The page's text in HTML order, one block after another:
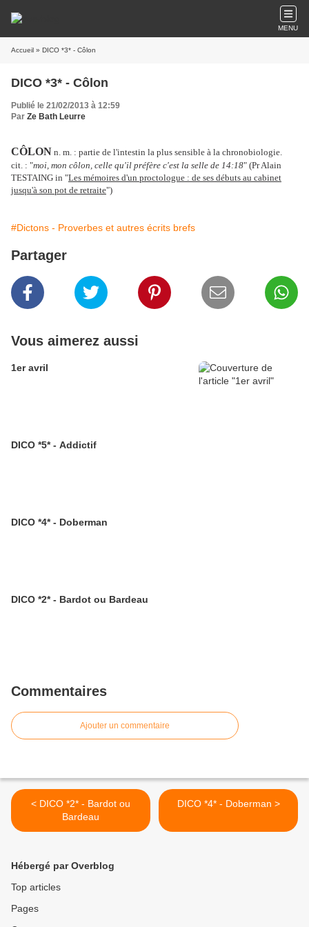
MENU
Accueil » DICO *3* - Côlon
DICO *3* - Côlon
Publié le 21/02/2013 à 12:59
Par Ze Bath Leurre
CÔLON n. m. : partie de l'intestin la plus sensible à la chronobiologie.
cit. : "moi, mon côlon, celle qu'il préfère c'est la selle de 14:18" (Pr Alain
TESTAING in "Les mémoires d'un proctologue : de ses débuts au cabinet
jusqu'à son pot de retraite")
#Dictons - Proverbes et autres écrits brefs
Partager
Vous aimerez aussi
1er avril
DICO *5* - Addictif
DICO *4* - Doberman
DICO *2* - Bardot ou Bardeau
Commentaires
Ajouter un commentaire
< DICO *2* - Bardot ou
Bardeau
DICO *4* - Doberman >
Hébergé par Overblog
Top articles
Pages